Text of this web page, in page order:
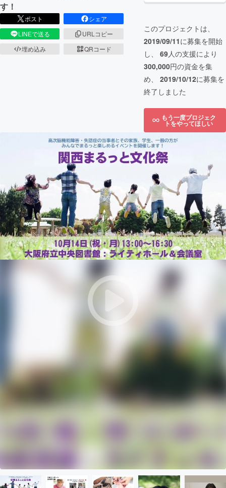
す！
ポスト
シェア
LINEで送る
URLコピー
埋め込み
QRコード
このプロジェクトは、
2019/09/11に募集を開始
し、 69人の支援により
300,000円の資金を集
め、 2019/10/12に募集を
終了しました
もう一度プロジェク
トをやってほしい